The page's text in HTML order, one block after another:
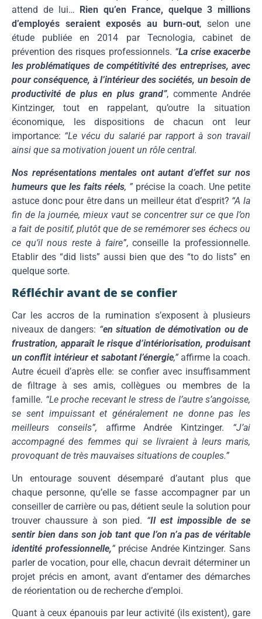
attend de lui…
Rien qu’en France, quelque 3 millions
d’employés seraient exposés au burn-out, selon une
étude publiée en 2014 par Tecnologia, cabinet de
prévention des risques professionnels. “La crise exacerbe
les problématiques de compétitivité des entreprises, avec
pour conséquence, à l’intérieur des sociétés, un besoin de
productivité de plus en plus grand”, commente Andrée
Kintzinger, tout en rappelant, qu’outre la situation
économique, les dispositions de chacun ont leur
importance: “Le vécu du salarié par rapport à son travail
ainsi que sa motivation jouent un rôle central.
Nos représentations mentales ont autant d’effet sur nos
humeurs que les faits réels, ” précise la coach. Une petite
astuce donc pour être dans un meilleur état d’esprit? “A la
fin de la journée, mieux vaut se concentrer sur ce que l’on
a fait de positif, plutôt que de se remémorer ses échecs ou
ce qu’il nous reste à faire”, conseille la professionnelle.
Etablir des “did lists” aussi bien que des “to do lists” en
quelque sorte.
Réfléchir avant de se confier
Car les accros de la rumination s’exposent à plusieurs
niveaux de dangers: “en situation de démotivation ou de
frustration, apparaît le risque d’intériorisation, produisant
un conflit intérieur et sabotant l’énergie,”affirme la coach.
Autre écueil d’après elle: se confier avec insuffisamment
de filtrage à ses amis, collègues ou membres de la
famille. “Le proche recevant le stress de l’autre s’angoisse,
se sent impuissant et généralement ne donne pas les
meilleurs conseils”, affirme Andrée Kintzinger. “J’ai
accompagné des femmes qui se livraient à leurs maris,
provoquant de très mauvaises situations de couples.”
Un entourage souvent désemparé d’autant plus que
chaque personne, qu’elle se fasse accompagner par un
conseiller de carrière ou pas, détient seule la solution pour
trouver chaussure à son pied. “Il est impossible de se
sentir bien dans son job tant que l’on n’a pas de véritable
identité professionnelle,”précise Andrée Kintzinger. Sans
parler de vocation, pour elle, chacun devrait déterminer un
projet précis en amont, avant d’entamer des démarches
de réorientation ou de recherche d’emploi.
Quant à ceux épanouis par leur activité (ils existent), gare